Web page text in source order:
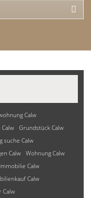
Calw
Grundstück Calw
suche Calw
Calw Wohnung Calw
Immobilie Calw
Calw
Calw